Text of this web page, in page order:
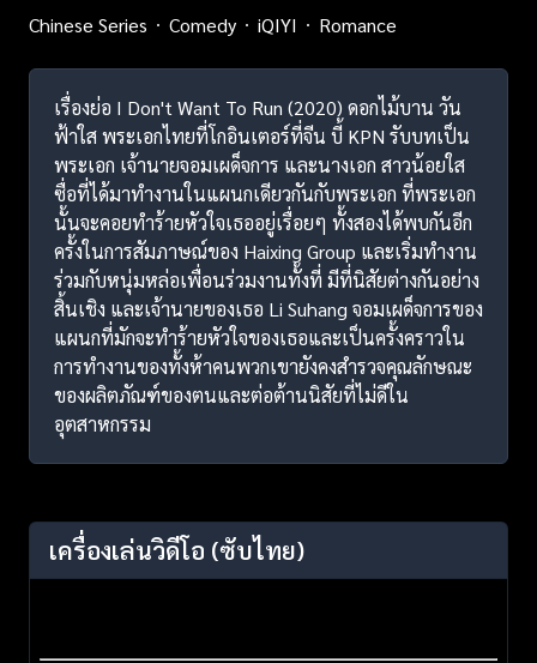
Chinese Series
Comedy iQIYI Romance
เรื่องย่อ I Don't Want To Run (2020) ดอกไม้บาน วัน
ฟ้าใส พระเอกไทยที่โกอินเตอร์ที่จีน บี้ KPN รับบทเป็น
พระเอก เจ้านายจอมเผด็จการ และนางเอก สาวน้อยใส
ซื่อที่ได้มาทำงานในแผนกเดียวกันกับพระเอก ที่พระเอก
นั้นจะคอยทำร้ายหัวใจเธออยู่เรื่อยๆ ทั้งสองได้พบกันอีก
ครั้งในการสัมภาษณ์ของ Haixing Group และเริ่มทำงาน
ร่วมกับหนุ่มหล่อเพื่อนร่วมงานทั้งที่ มีที่นิสัยต่างกันอย่าง
สิ้นเชิง และเจ้านายของเธอ Li Suhang จอมเผด็จการของ
แผนกที่มักจะทำร้ายหัวใจของเธอและเป็นครั้งคราวใน
การทำงานของทั้งห้าคนพวกเขายังคงสำรวจคุณลักษณะ
ของผลิตภัณฑ์ของตนและต่อต้านนิสัยที่ไม่ดีใน
อุตสาหกรรม
เครื่องเล่นวิดีโอ (ซับไทย)